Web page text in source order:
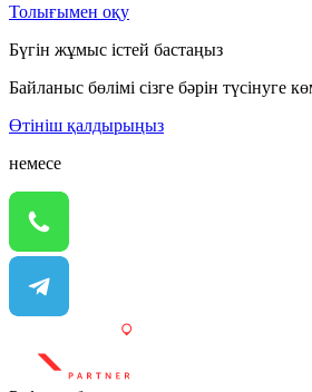
Толығымен оқу
Бүгін жұмыс істей бастаңыз
Байланыс бөлімі сізге бәрін түсінуге
Өтініш қалдырыңыз
немесе